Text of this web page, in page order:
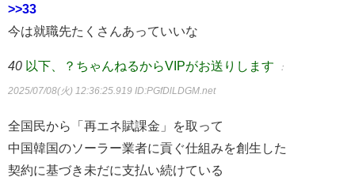
>>33
今は就職先たくさんあっていいな
40 以下、？ちゃんねるからVIPがお送りします ：
2025/07/08(火) 12:36:25.919 ID:PGfDlLDGM.net
全国民から「再エネ賦課金」を取って
中国韓国のソーラー業者に貢ぐ仕組みを創生した
契約に基づき未だに支払い続けている